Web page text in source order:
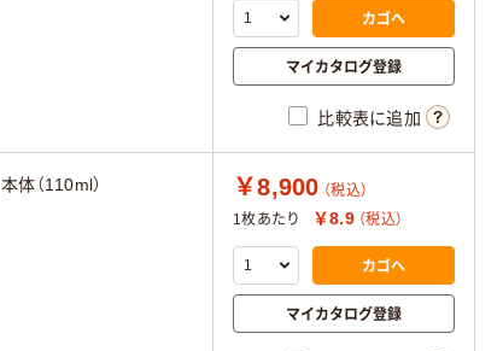
カゴへ
マイカタログ登録
比較表に追加
本体（110ml） ￥8,900 （税込）
1枚あたり
￥8.9 （税込）
カゴへ
マイカタログ登録